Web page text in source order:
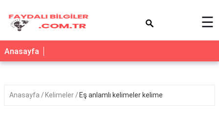
☰
Anasayfa
Anasayfa Kelimeler Eş anlamlı kelimeler kelime